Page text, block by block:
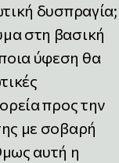
δυσπραγία;
στη βασική
ύφεση θα
προς την
με σοβαρή
αυτή η